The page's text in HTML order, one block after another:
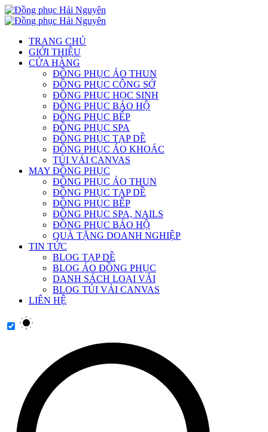
TRANG CHỦ
GIỚI THIỆU
CỬA HÀNG
ĐỒNG PHỤC ÁO THUN
ĐỒNG PHỤC CÔNG SỞ
ĐỒNG PHỤC HỌC SINH
ĐỒNG PHỤC BẢO HỘ
ĐỒNG PHỤC BẾP
ĐỒNG PHỤC SPA
ĐỒNG PHỤC TẠP DỀ
ĐỒNG PHỤC ÁO KHOÁC
TÚI VẢI CANVAS
MAY ĐỒNG PHỤC
ĐỒNG PHỤC ÁO THUN
ĐỒNG PHỤC TẠP DỀ
ĐỒNG PHỤC BẾP
ĐỒNG PHỤC SPA, NAILS
ĐỒNG PHỤC BẢO HỘ
QUÀ TẶNG DOANH NGHIỆP
TIN TỨC
BLOG TẠP DỀ
BLOG ÁO ĐỒNG PHỤC
DANH SÁCH LOẠI VẢI
BLOG TÚI VẢI CANVAS
LIÊN HỆ